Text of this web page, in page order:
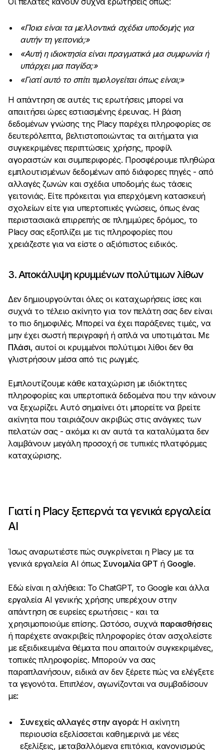
«Ποια είναι τα μελλοντικά σχέδια υποδομής για
αυτήν τη γειτονιά;»
«Αυτή η ιδιοκτησία είναι πραγματικά μια συμφωνία ή
υπάρχει μια παγίδα;»
«Γιατί αυτό το σπίτι τιμολογείται όπως είναι;»
Η απάντηση σε αυτές τις ερωτήσεις μπορεί να
απαιτήσει ώρες εστιασμένης έρευνας. Η βάση
δεδομένων γνώσης της Placy παρέχει πληροφορίες σε
δευτερόλεπτα, βελτιστοποιώντας τα αιτήματα για
συγκεκριμένες περιπτώσεις χρήσης, προφίλ
αγοραστών και συμπεριφορές. Προσφέρουμε πληθώρα
εμπλουτισμένων δεδομένων από διάφορες πηγές - από
αλλαγές ζωνών και σχέδια υποδομής έως τάσεις
γειτονιάς. Είτε πρόκειται για επερχόμενη κατασκευή
σχολείων είτε για υπερτοπικές γνώσεις, όπως ένας
περιστασιακά επιρρεπής σε πλημμύρες δρόμος, το
Placy σας εξοπλίζει με τις πληροφορίες που
χρειάζεστε για να είστε ο αξιόπιστος ειδικός.
3. Αποκάλυψη κρυμμένων πολύτιμων λίθων
Δεν δημιουργούνται όλες οι καταχωρήσεις ίσες και
συχνά το τέλειο ακίνητο για τον πελάτη σας δεν είναι
το πιο δημοφιλές. Μπορεί να έχει παράξενες τιμές, να
μην έχει σωστή περιγραφή ή απλά να υποτιμάται. Με
Πλάσι, αυτοί οι κρυμμένοι πολύτιμοι λίθοι δεν θα
γλιστρήσουν μέσα από τις ρωγμές.
Εμπλουτίζουμε κάθε καταχώριση με ιδιόκτητες
πληροφορίες και υπερτοπικά δεδομένα που την κάνουν
να ξεχωρίζει. Αυτό σημαίνει ότι μπορείτε να βρείτε
ακίνητα που ταιριάζουν ακριβώς στις ανάγκες των
πελατών σας - ακόμα κι αν αυτά τα καταλύματα δεν
λαμβάνουν μεγάλη προσοχή σε τυπικές πλατφόρμες
καταχώρισης.
Γιατί η Placy ξεπερνά τα γενικά εργαλεία
AI
Ίσως αναρωτιέστε πώς συγκρίνεται η Placy με τα
γενικά εργαλεία AI όπως Συνομιλία GPT ή Google.
Εδώ είναι η αλήθεια: Το ChatGPT, το Google και άλλα
εργαλεία AI γενικής χρήσης υπερέχουν στην
απάντηση σε ευρείες ερωτήσεις - και τα
χρησιμοποιούμε επίσης. Ωστόσο, συχνάπαραισθήσεις
ή παρέχετε ανακριβείς πληροφορίες όταν ασχολείστε
με εξειδικευμένα θέματα που απαιτούν συγκεκριμένες,
τοπικές πληροφορίες. Μπορούν να σας
παραπλανήσουν, ειδικά αν δεν ξέρετε πώς να ελέγξετε
τα γεγονότα. Επιπλέον, αγωνίζονται να συμβαδίσουν
με:
Συνεχείς αλλαγές στην αγορά: Η ακίνητη
περιουσία εξελίσσεται καθημερινά με νέες
εξελίξεις, μεταβαλλόμενα επιτόκια, κανονισμούς